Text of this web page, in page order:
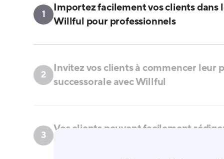
1
Importez facilement vos clients dans
Willful pour professionnels
2
Invitez vos clients à commencer leur
successorale avec Willful
3
Vos clients peuvent facilement